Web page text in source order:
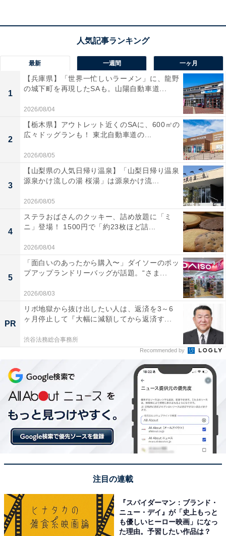
所在地：静岡県熱海市下多賀493
路小田原西ICよりR135経由、下田方面へ
料金
大人1名（参考価格）：1万4000円
※料金は公式Webサイト参考価格
※プラン・部屋により価格は変動します
チェックイン・チェックアウト
チェックイン：14:00
チェックアウト：10:00
※プランにより時間が異なる可能性があります
【静岡県の人気ホテル】「熱海温泉 湯の宿
平鶴」が選ばれる理由
ビューの開放感が魅力
最新 一週間 一ヶ月
1
【兵庫県】「世界一忙しいラーメン」に、龍野
の城下町を再現したSAも。山陽自動車道...
2026/08/04
2
【栃木県】アウトレット近くのSAに、600㎡の
広々ドッグランも！ 東北自動車道の...
2026/08/05
3
【山梨県の人気日帰り温泉】「山梨日帰り温泉
源泉かけ流しの湯 桜湯」は源泉かけ流...
2026/08/05
4
ステラおばさんのクッキー、詰め放題に「ミ
ニ」登場！ 1500円で「約23枚ほど詰...
2026/08/04
5
「面白いのあったから購入〜」ダイソーのポッ
プアップランドリーバッグが話題。“さま...
2026/08/03
PR
リボ地獄から抜け出したい人は、返済を3～6
ヶ月停止して『大幅に減額してから返済す...
渋谷法務総合事務所
Recommended by
注目の連載
『スパイダーマン：ブランド・
ニュー・デイ』が「史上もっと
も優しいヒーロー映画」になっ
た理由。予習したい作品は？